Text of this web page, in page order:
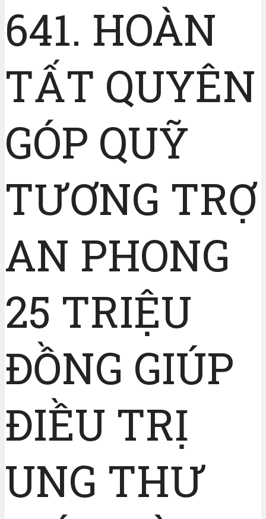
641. HOÀN
TẤT QUYÊN
GÓP QUỸ
TƯƠNG TRỢ
AN PHONG
25 TRIỆU
ĐỒNG GIÚP
ĐIỀU TRỊ
UNG THƯ